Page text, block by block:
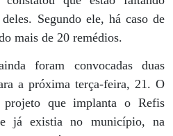
Segundo ele, há caso de
mais de 20 remédios.
foram convocadas duas
a próxima terça-feira, 21. O
que implanta o Refis
já existia no município, na